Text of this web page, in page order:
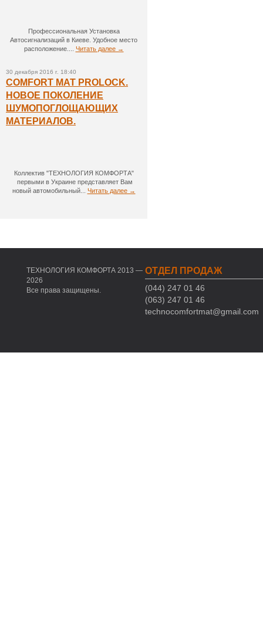
Профессиональная Установка
Автосигнализаций в Киеве. Удобное место
расположение.... Читать далее →
30 декабря 2016 г. 18:40
COMFORT MAT PROLOCK.
НОВОЕ ПОКОЛЕНИЕ
ШУМОПОГЛОЩАЮЩИХ
МАТЕРИАЛОВ.
Коллектив "ТЕХНОЛОГИЯ КОМФОРТА"
первыми в Украине представляет Вам
новый автомобильный... Читать далее →
ТЕХНОЛОГИЯ КОМФОРТА 2013 —
2026
Все права защищены.
ОТДЕЛ ПРОДАЖ
(044) 247 01 46
(063) 247 01 46
technocomfortmat@gmail.com